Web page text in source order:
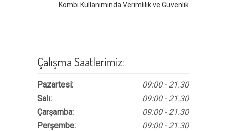
Kombi Kullanımında Verimlilik ve Güvenlik
Çalışma Saatlerimiz:
Pazartesi:
Salı:
Çarşamba:
Perşembe:
09:00 - 21.30
09:00 - 21.30
09:00 - 21.30
09:00 - 21.30